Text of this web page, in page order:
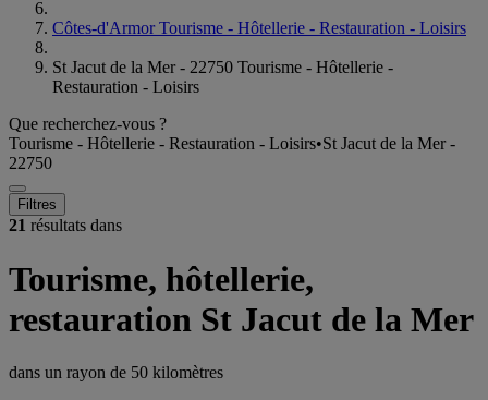
Côtes-d'Armor Tourisme - Hôtellerie - Restauration - Loisirs
St Jacut de la Mer - 22750 Tourisme - Hôtellerie -
Restauration - Loisirs
Que recherchez-vous ?
Tourisme - Hôtellerie - Restauration - Loisirs•St Jacut de la Mer -
22750
Filtres
21 résultats dans
Tourisme, hôtellerie,
restauration St Jacut de la Mer
dans un rayon de 50 kilomètres